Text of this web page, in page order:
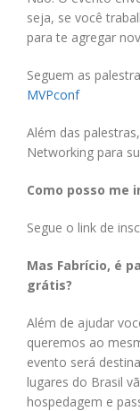
seja, se você
para te agregar
Seguem as
MVPconf
Além das
Networking para
Como posso me
Segue o link de
Mas Fabrício, é
grátis?
Além de ajudar
queremos ao
evento será
lugares do Brasil
hospedagem e